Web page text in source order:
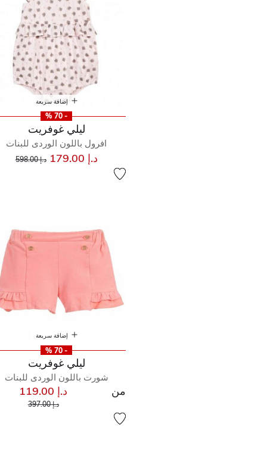
إضافة سريعة
- 70 %
ليلي غوفريت
افرول باللون الوردى للبنات
د.إ 179.00 سعر مخفض مند.إ 598.00
إضافة سريعة
- 70 %
ليلي غوفريت
شورت باللون الوردى للبنات
من د.إ 119.00
سعر مخفض من
د.إ 397.00 إلى